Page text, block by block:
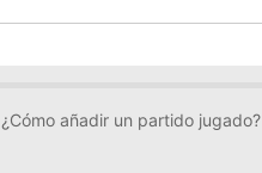
¿Cómo añadir un partido jugado?